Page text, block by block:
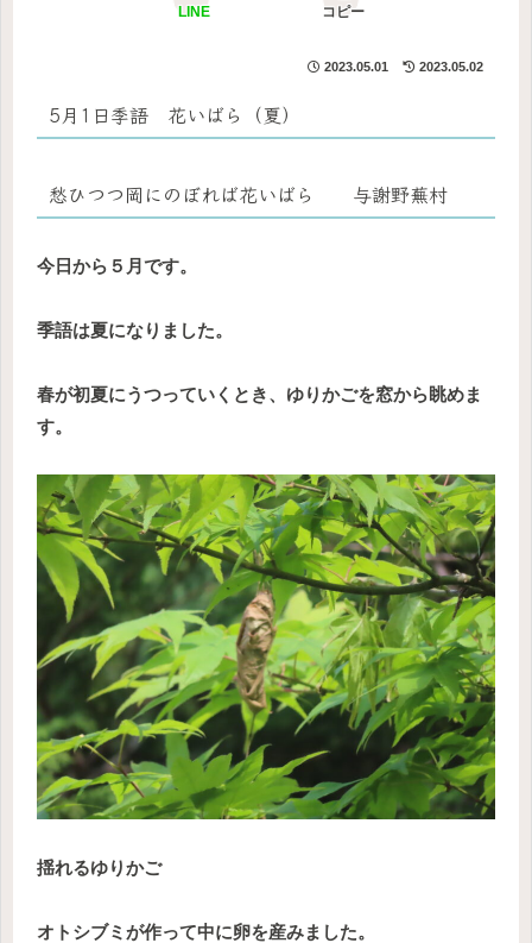
LINE コピー
2023.05.01 2023.05.02
5月1日季語 花いばら（夏）
愁ひつつ岡にのぼれば花いばら 与謝野蕪村
今日から５月です。
季語は夏になりました。
春が初夏にうつっていくとき、ゆりかごを窓から眺めま
す。
揺れるゆりかご
オトシブミが作って中に卵を産みました。